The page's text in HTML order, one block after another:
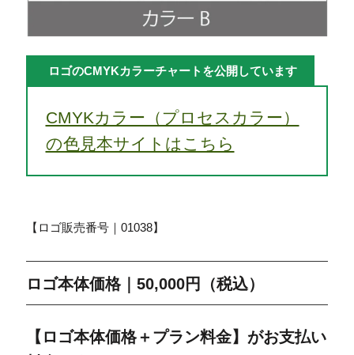
ロゴのCMYKカラーチャートを公開しています
CMYKカラー（プロセスカラー）
の色見本サイトはこちら
【ロゴ販売番号｜01038】
ロゴ本体価格｜50,000円（税込）
【ロゴ本体価格＋プラン料金】がお支払い